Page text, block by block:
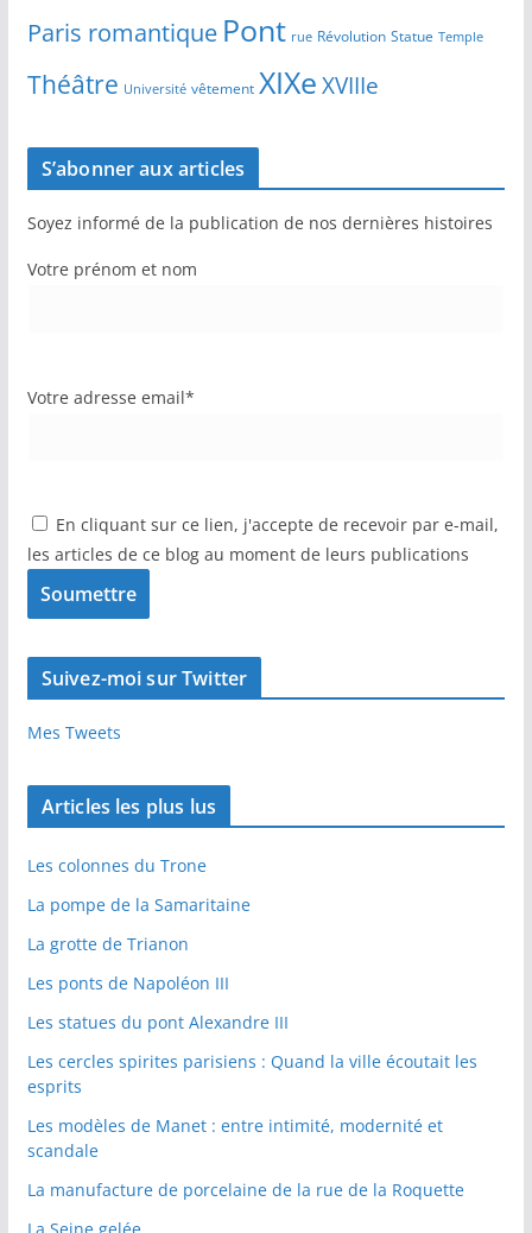
Paris romantique Pont rue Révolution Statue Temple
Théâtre Université vêtement XIXeXVIIIe
S’abonner aux articles
Soyez informé de la publication de nos dernières histoires
Votre prénom et nom
Votre adresse email*
En cliquant sur ce lien, j'accepte de recevoir par e-mail,
les articles de ce blog au moment de leurs publications
Suivez-moi sur Twitter
Mes Tweets
Articles les plus lus
Les colonnes du Trone
La pompe de la Samaritaine
La grotte de Trianon
Les ponts de Napoléon III
Les statues du pont Alexandre III
Les cercles spirites parisiens : Quand la ville écoutait les
esprits
Les modèles de Manet : entre intimité, modernité et
scandale
La manufacture de porcelaine de la rue de la Roquette